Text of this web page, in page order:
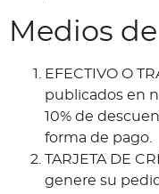
Medios
EFECTIVO O
publicados en
10% de
forma de pago.
TARJETA DE
genere su